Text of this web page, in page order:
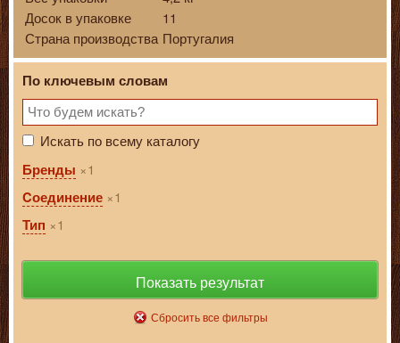
Досок в упаковке
11
Страна производства Португалия
По ключевым словам
Искать по всему каталогу
Бренды
1
Cоединение
1
Тип
1
Показать результат
Сбросить все фильтры